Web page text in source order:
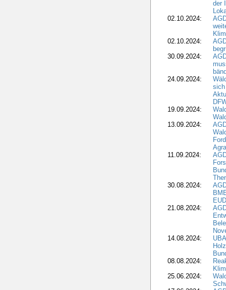
der
02.10.2024:
02.10.2024:
30.09.2024:
24.09.2024:
sich
19.09.2024:
13.09.2024:
11.09.2024:
30.08.2024:
21.08.2024:
14.08.2024:
08.08.2024:
25.06.2024: